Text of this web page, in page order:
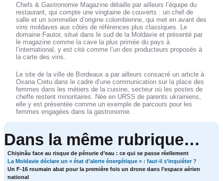
Chefs & Gastronomie Magazine détaille par ailleurs l’équipe du
restaurant, qui compte une vingtaine de couverts : un chef de
salle et un sommelier d’origine colombienne, qui met en avant des
vins moldaves aux côtés de références plus classiques. Le
domaine Fautor, situé dans le sud de la Moldavie et présenté par
le magazine comme la cave la plus primée du pays à
l’international, y est cité comme l’un des producteurs proposés à
la carte des vins.
Le site de la ville de Bordeaux a par ailleurs consacré un article à
Oxana Cretu dans le cadre d’une communication sur la place des
femmes dans les métiers de la cuisine, secteur où les postes de
cheffe restent minoritaires. Née en URSS de parents ukrainiens,
elle y est présentée comme un exemple de parcours pour les
femmes engagées dans la gastronomie.
Dans la même rubrique…
Chișinău face au risque de pénurie d’eau : ce qui se passe réellement
La Moldavie déclare un « état d’alerte énergétique » : faut-il s’inquiéter ?
Un F-16 roumain abat pour la première fois un drone dans l’espace aérien
national